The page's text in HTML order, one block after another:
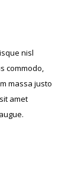
nisl
commodo,
massa justo
amet